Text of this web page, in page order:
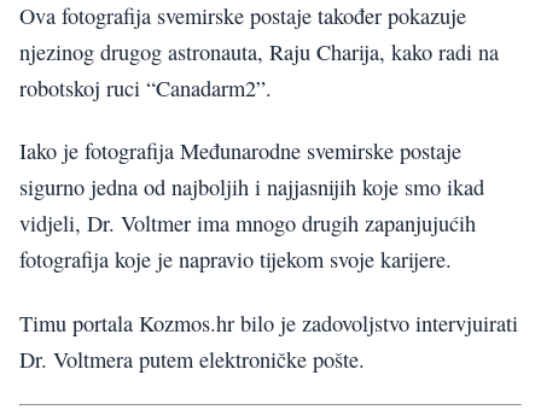
Ova fotografija svemirske postaje također pokazuje
njezinog drugog astronauta, Raju Charija, kako radi na
robotskoj ruci “Canadarm2”.
Iako je fotografija Međunarodne svemirske postaje
sigurno jedna od najboljih i najjasnijih koje smo ikad
vidjeli, Dr. Voltmer ima mnogo drugih zapanjujućih
fotografija koje je napravio tijekom svoje karijere.
Timu portala Kozmos.hr bilo je zadovoljstvo intervjuirati
Dr. Voltmera putem elektroničke pošte.